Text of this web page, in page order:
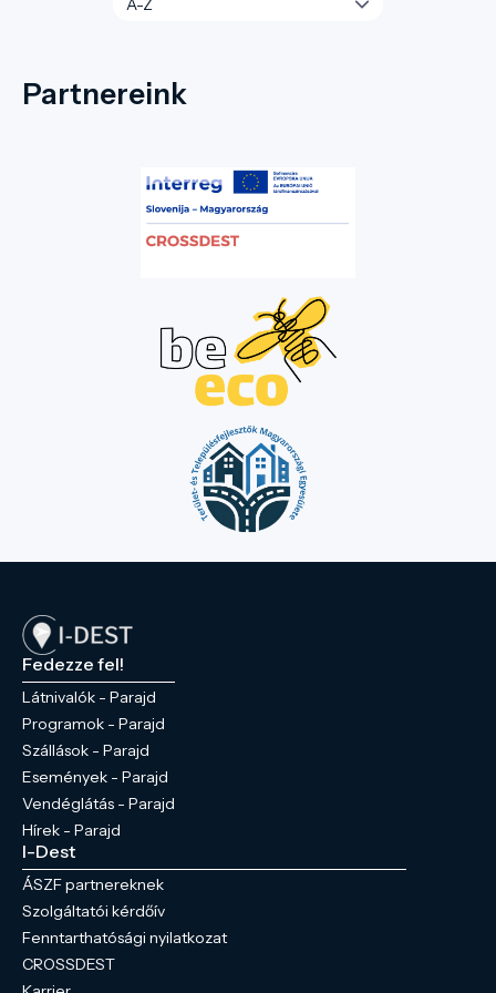
Partnereink
Fedezze fel!
Látnivalók - Parajd
Programok - Parajd
Szállások - Parajd
Események - Parajd
Vendéglátás - Parajd
Hírek - Parajd
I-Dest
ÁSZF partnereknek
Szolgáltatói kérdőív
Fenntarthatósági nyilatkozat
CROSSDEST